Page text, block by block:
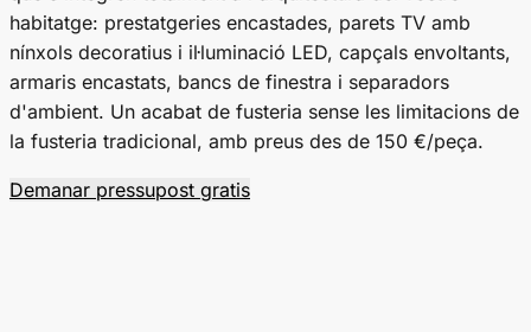
habitatge: prestatgeries encastades, parets TV amb
nínxols decoratius i il·luminació LED, capçals envoltants,
armaris encastats, bancs de finestra i separadors
d'ambient. Un acabat de fusteria sense les limitacions de
la fusteria tradicional, amb preus des de 150 €/peça.
Demanar pressupost gratis